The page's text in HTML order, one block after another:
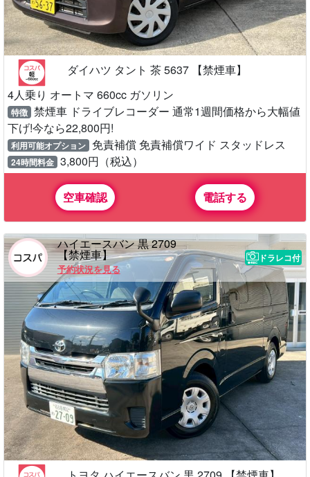
ダイハツ タント 茶 5637 【禁煙車】
4人乗り オートマ 660cc ガソリン
特徴 禁煙車 ドライブレコーダー 通常1週間価格から大幅値
下げ!今なら22,800円!
利用可能オプション 免責補償 免責補償ワイド スタッドレス
24時間料金 3,800円（税込）
空車確認 電話する
ハイエースバン 黒 2709
【禁煙車】
予約状況を見る
ドラレコ付